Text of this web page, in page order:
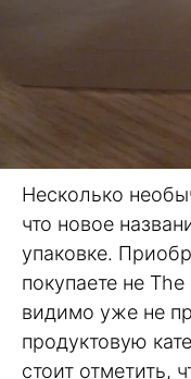
Несколько
что новое
упаковке.
покупаете не
видимо уже не
продуктовую
стоит отметить,